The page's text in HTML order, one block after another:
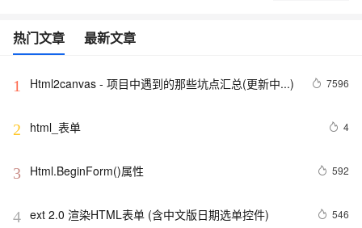
热门文章 最新文章
1 Html2canvas - 项目中遇到的那些坑点汇总(更新中...) 7596
2 html_表单 4
3 Html.BeginForm()属性 592
4 ext 2.0 渲染HTML表单 (含中文版日期选单控件) 546